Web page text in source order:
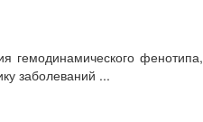
гемодинамического фенотипа,
заболеваний ...